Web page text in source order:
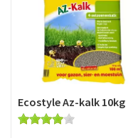
Ecostyle Az-kalk 10kg